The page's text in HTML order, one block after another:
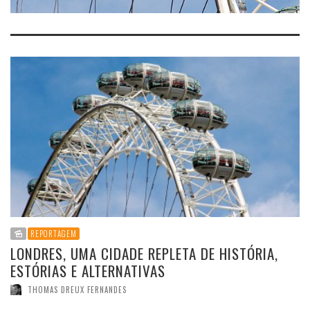
REPORTAGEM
LONDRES, UMA CIDADE REPLETA DE HISTÓRIA,
ESTÓRIAS E ALTERNATIVAS
THOMAS DREUX FERNANDES